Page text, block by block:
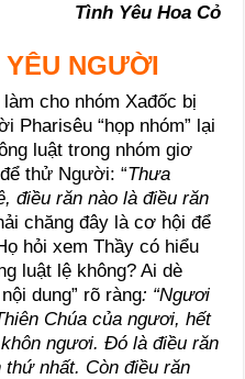
Tình Yêu Hoa Cỏ
YÊU NGƯỜI
cho nhóm Xađốc bị
Pharisêu “họp nhóm” lại
luật trong nhóm giơ
thử Người: “Thưa
điều răn nào là điều răn
chăng đây là cơ hội để
hỏi xem Thầy có hiểu
luật lệ không? Ai dè
dung” rõ ràng: “Ngươi
Chúa của ngươi, hết
ngươi. Đó là điều răn
thứ nhất. Còn điều răn